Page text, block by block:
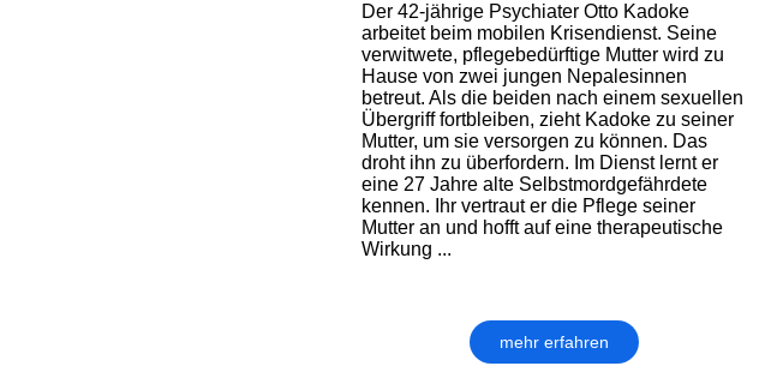
Der 42-jährige Psychiater Otto Kadoke
arbeitet beim mobilen Krisendienst. Seine
verwitwete, pflegebedürftige Mutter wird zu
Hause von zwei jungen Nepalesinnen
betreut. Als die beiden nach einem sexu­ellen
Übergriff fortbleiben, zieht Kadoke zu seiner
Mutter, um sie versorgen zu können. Das
droht ihn zu überfordern. Im Dienst lernt er
eine 27 Jahre alte Selbstmord­ge­fähr­dete
kennen. Ihr vertraut er die Pflege seiner
Mutter an und hofft auf eine thera­peu­tische
Wirkung ...
mehr erfahren